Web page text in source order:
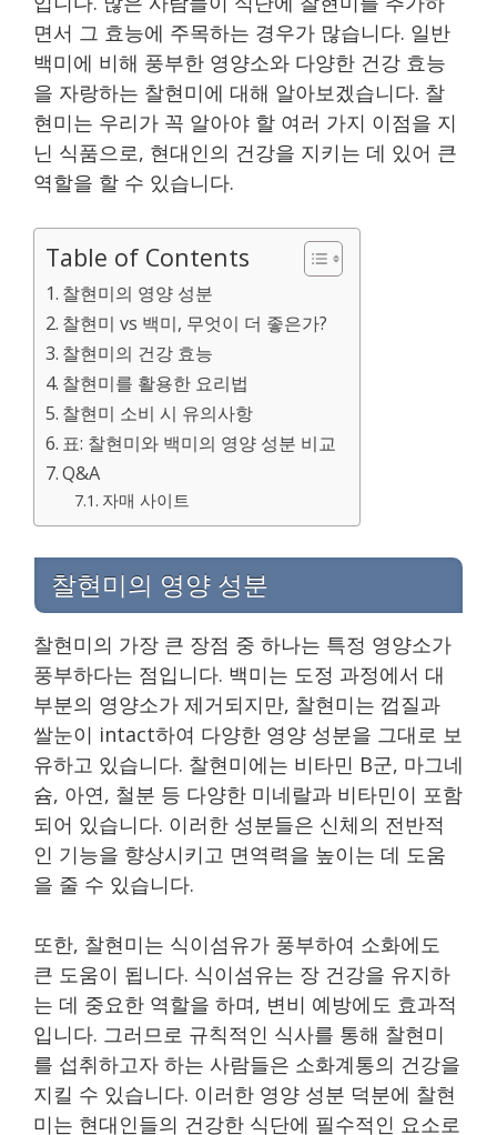
면서 그 효능에 주목하는 경우가 많습니다. 일반
백미에 비해 풍부한 영양소와 다양한 건강 효능
을 자랑하는 찰현미에 대해 알아보겠습니다. 찰
현미는 우리가 꼭 알아야 할 여러 가지 이점을 지
닌 식품으로, 현대인의 건강을 지키는 데 있어 큰
역할을 할 수 있습니다.
Table of Contents
찰현미의 영양 성분
찰현미 vs 백미, 무엇이 더 좋은가?
찰현미의 건강 효능
찰현미를 활용한 요리법
찰현미 소비 시 유의사항
표: 찰현미와 백미의 영양 성분 비교
Q&A
자매 사이트
찰현미의 영양 성분
찰현미의 가장 큰 장점 중 하나는 특정 영양소가
풍부하다는 점입니다. 백미는 도정 과정에서 대
부분의 영양소가 제거되지만, 찰현미는 껍질과
쌀눈이 intact하여 다양한 영양 성분을 그대로 보
유하고 있습니다. 찰현미에는 비타민 B군, 마그네
슘, 아연, 철분 등 다양한 미네랄과 비타민이 포함
되어 있습니다. 이러한 성분들은 신체의 전반적
인 기능을 향상시키고 면역력을 높이는 데 도움
을 줄 수 있습니다.
또한, 찰현미는 식이섬유가 풍부하여 소화에도
큰 도움이 됩니다. 식이섬유는 장 건강을 유지하
는 데 중요한 역할을 하며, 변비 예방에도 효과적
입니다. 그러므로 규칙적인 식사를 통해 찰현미
를 섭취하고자 하는 사람들은 소화계통의 건강을
지킬 수 있습니다. 이러한 영양 성분 덕분에 찰현
미는 현대인들의 건강한 식단에 필수적인 요소로